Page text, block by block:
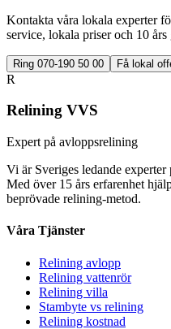
Kontakta våra lokala experter
service, lokala priser och 10 års
Ring 070-190 50 00 Få lokal
R
Relining VVS
Expert på avloppsrelining
Vi är Sveriges ledande
Med över 15 års erfarenhet
beprövade relining-metod.
Våra Tjänster
Relining avlopp
Relining vattenrör
Relining villa
Stambyte vs relining
Relining kostnad